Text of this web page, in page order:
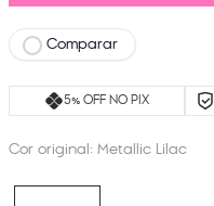
Comparar
5% OFF NO PIX
Cor original: Metallic Lilac